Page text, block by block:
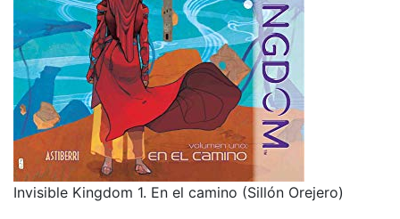
Invisible Kingdom 1. En el camino (Sillón Orejero)